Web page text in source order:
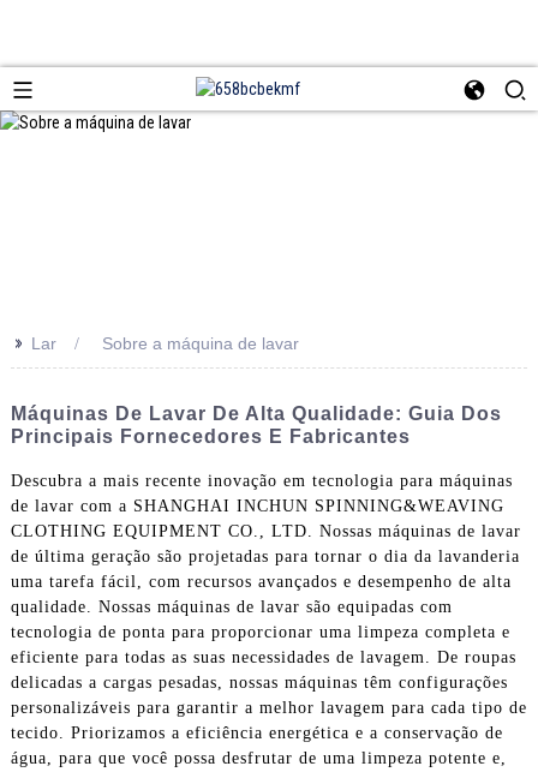
>> Lar Sobre a máquina de lavar
Máquinas De Lavar De Alta Qualidade: Guia Dos
Principais Fornecedores E Fabricantes
Descubra a mais recente inovação em tecnologia para máquinas
de lavar com a SHANGHAI INCHUN SPINNING&WEAVING
CLOTHING EQUIPMENT CO., LTD. Nossas máquinas de lavar
de última geração são projetadas para tornar o dia da lavanderia
uma tarefa fácil, com recursos avançados e desempenho de alta
qualidade. Nossas máquinas de lavar são equipadas com
tecnologia de ponta para proporcionar uma limpeza completa e
eficiente para todas as suas necessidades de lavagem. De roupas
delicadas a cargas pesadas, nossas máquinas têm configurações
personalizáveis ​​para garantir a melhor lavagem para cada tipo de
tecido. Priorizamos a eficiência energética e a conservação de
água, para que você possa desfrutar de uma limpeza potente e,